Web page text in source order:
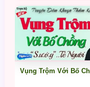
Vụng Trộm Với Bố